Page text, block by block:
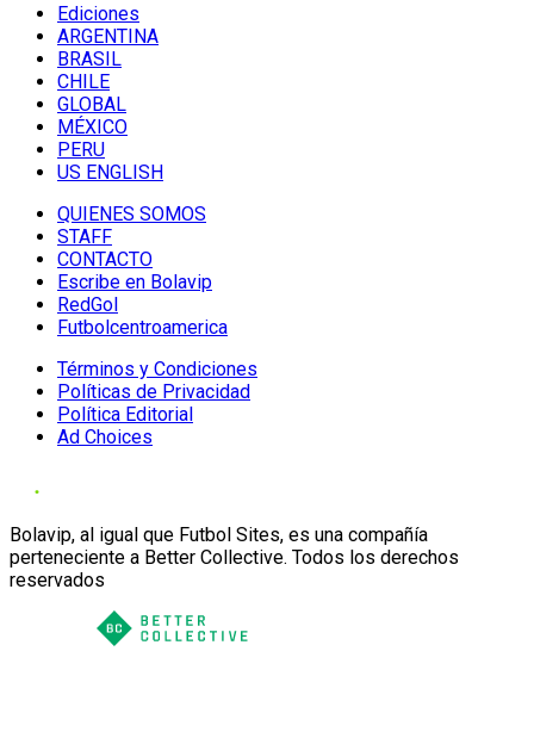
Ediciones
ARGENTINA
BRASIL
CHILE
GLOBAL
MÉXICO
PERU
US ENGLISH
QUIENES SOMOS
STAFF
CONTACTO
Escribe en Bolavip
RedGol
Futbolcentroamerica
Términos y Condiciones
Políticas de Privacidad
Política Editorial
Ad Choices
Bolavip, al igual que Futbol Sites, es una compañía
perteneciente a Better Collective. Todos los derechos
reservados